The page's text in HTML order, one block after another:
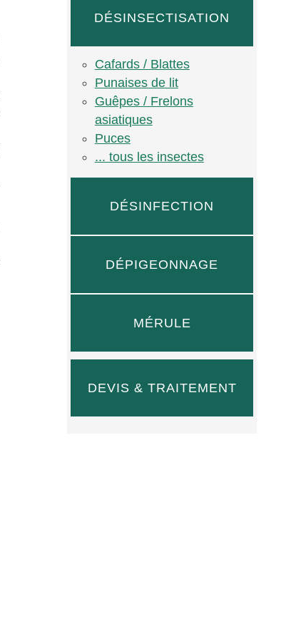
DÉSINSECTISATION
Cafards / Blattes
Punaises de lit
Guêpes / Frelons
asiatiques
Puces
... tous les insectes
DÉSINFECTION
DÉPIGEONNAGE
MÉRULE
DEVIS & TRAITEMENT